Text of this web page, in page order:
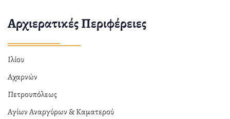
Αρχιερατικές Περιφέρειες
Ιλίου
Αχαρνών
Πετρουπόλεως
Αγίων Αναργύρων & Καματερού